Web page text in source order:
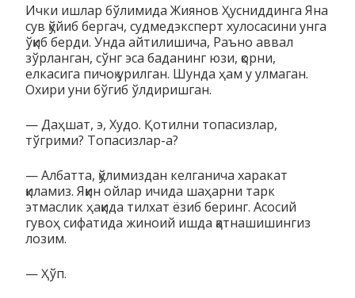
Ички ишлар бўлимида Жиянов Ҳусниддинга Яна
сув қўйиб бергач, судмедэксперт хулосасини унга
ўқиб берди. Унда айтилишича, Раъно аввал
зўрланган, сўнг эса баданинг юзи, қорни,
елкасига пичоқ урилган. Шунда ҳам у улмаган.
Охири уни бўгиб ўлдиришган.
— Даҳшат, э, Худо. Қотилни топасизлар,
тўгрими? Топасизлар-а?
— Албатта, қўлимиздан келганича харакат
қиламиз. Яқин ойлар ичида шаҳарни тарк
этмаслик ҳақида тилхат ёзиб беринг. Асосий
гувоҳ сифатида жиноий ишда қатнашишингиз
лозим.
— Ҳўп.